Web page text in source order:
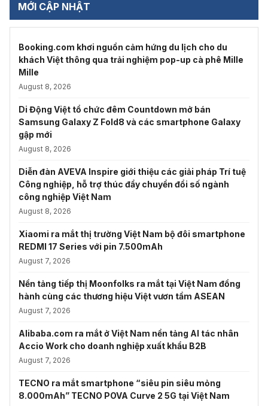
MỚI CẬP NHẬT
Booking.com khơi nguồn cảm hứng du lịch cho du
khách Việt thông qua trải nghiệm pop-up cà phê Mille
Mille
August 8, 2026
Di Động Việt tổ chức đêm Countdown mở bán
Samsung Galaxy Z Fold8 và các smartphone Galaxy
gập mới
August 8, 2026
Diễn đàn AVEVA Inspire giới thiệu các giải pháp Trí tuệ
Công nghiệp, hỗ trợ thúc đẩy chuyển đổi số ngành
công nghiệp Việt Nam
August 8, 2026
Xiaomi ra mắt thị trường Việt Nam bộ đôi smartphone
REDMI 17 Series với pin 7.500mAh
August 7, 2026
Nền tảng tiếp thị Moonfolks ra mắt tại Việt Nam đồng
hành cùng các thương hiệu Việt vươn tầm ASEAN
August 7, 2026
Alibaba.com ra mắt ở Việt Nam nền tảng AI tác nhân
Accio Work cho doanh nghiệp xuất khẩu B2B
August 7, 2026
TECNO ra mắt smartphone “siêu pin siêu mỏng
8.000mAh” TECNO POVA Curve 2 5G tại Việt Nam